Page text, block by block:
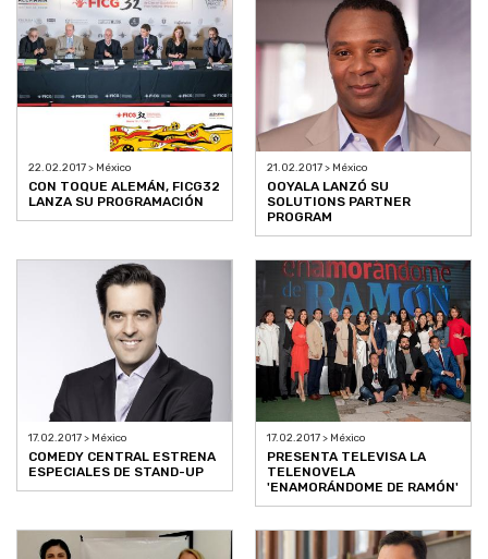
22.02.2017 > México
CON TOQUE ALEMÁN, FICG32
LANZA SU PROGRAMACIÓN
21.02.2017 > México
OOYALA LANZÓ SU
SOLUTIONS PARTNER
PROGRAM
17.02.2017 > México
COMEDY CENTRAL ESTRENA
ESPECIALES DE STAND-UP
17.02.2017 > México
PRESENTA TELEVISA LA
TELENOVELA
'ENAMORÁNDOME DE RAMÓN'